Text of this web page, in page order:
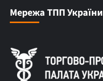
Мережа ТПП України